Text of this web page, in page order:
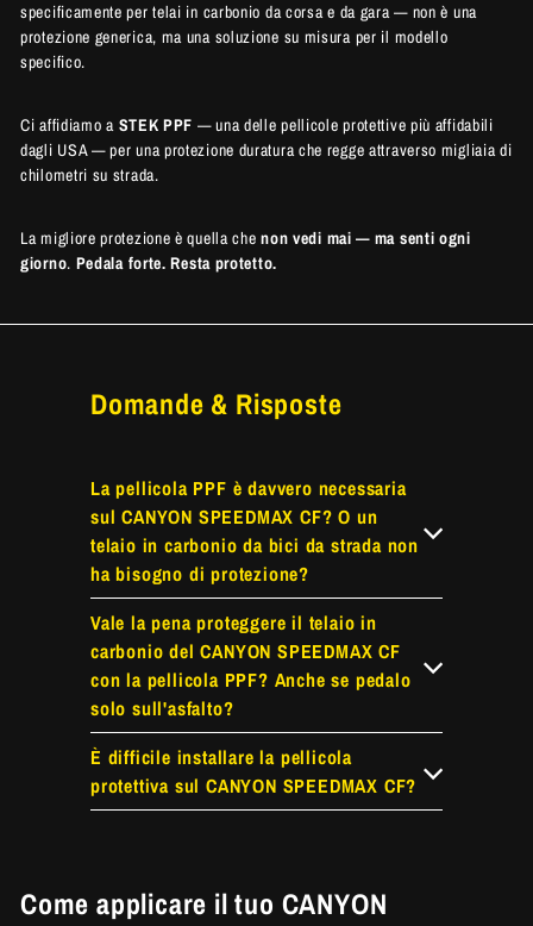
specificamente per telai in carbonio da corsa e da gara — non è una
protezione generica, ma una soluzione su misura per il modello
specifico.
Ci affidiamo a STEK PPF — una delle pellicole protettive più affidabili
dagli USA — per una protezione duratura che regge attraverso migliaia di
chilometri su strada.
La migliore protezione è quella chenon vedi mai — ma senti ogni
giorno. Pedala forte. Resta protetto.
Domande & Risposte
La pellicola PPF è davvero necessaria
sul CANYON SPEEDMAX CF? O un
telaio in carbonio da bici da strada non
ha bisogno di protezione?
Vale la pena proteggere il telaio in
carbonio del CANYON SPEEDMAX CF
con la pellicola PPF? Anche se pedalo
solo sull'asfalto?
È difficile installare la pellicola
protettiva sul CANYON SPEEDMAX CF?
Come applicare il tuo CANYON